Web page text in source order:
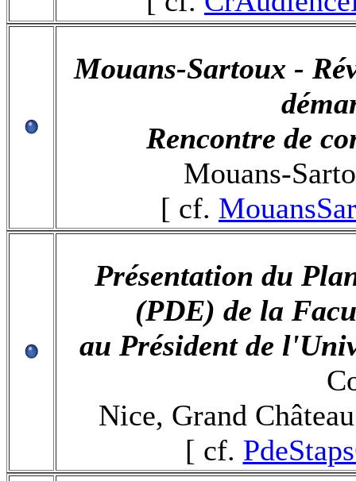
Mouans-Sartoux -
Rencontre de
Mouans-
[ cf.
Présentation du
(PDE) de la
au Président de
Nice, Grand
[ cf.